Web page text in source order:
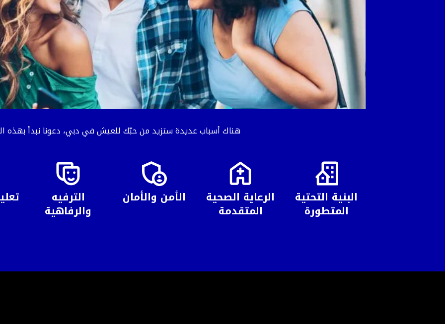
هناك أسباب عديدة ستزيد من حبّك للعيش في دبي، دعونا نبدأ بهذه
البنية التحتية
المتطورة
الرعاية الصحية
المتقدمة
الأمن والأمان الترفيه
والرفاهية